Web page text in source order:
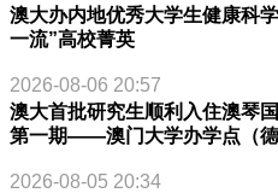
澳大办内地优秀大学生健康科
一流”高校菁英
2026-08-06 20:57
澳大首批研究生顺利入住澳琴
第一期——澳门大学办学点（德
2026-08-05 20:34